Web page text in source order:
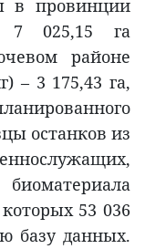
в провинции
7 025,15 га
районе
– 3 175,43 га,
останков из
53 036
базу данных.